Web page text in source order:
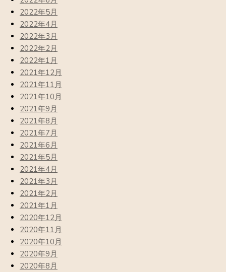
2022年5月
2022年4月
2022年3月
2022年2月
2022年1月
2021年12月
2021年11月
2021年10月
2021年9月
2021年8月
2021年7月
2021年6月
2021年5月
2021年4月
2021年3月
2021年2月
2021年1月
2020年12月
2020年11月
2020年10月
2020年9月
2020年8月